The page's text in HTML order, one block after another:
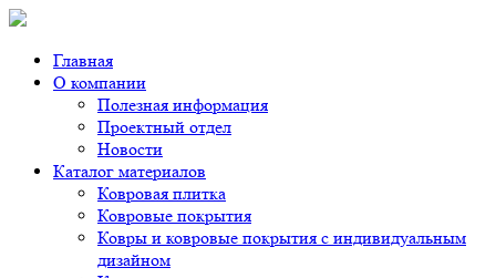
Главная
О компании
Полезная информация
Проектный отдел
Новости
Каталог материалов
Ковровая плитка
Ковровые покрытия
Ковры и ковровые покрытия с индивидуальным
дизайном